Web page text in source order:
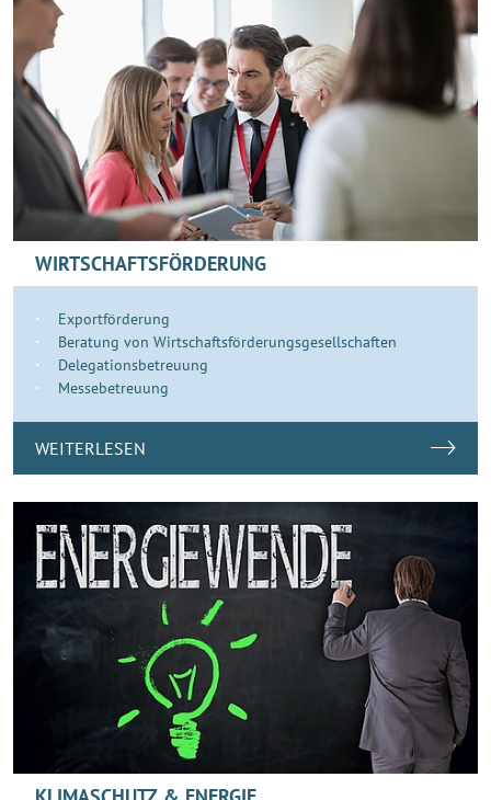
WIRTSCHAFTSFÖRDERUNG
Exportförderung
Beratung von Wirtschaftsförderungsgesellschaften
Delegationsbetreuung
Messebetreuung
WEITERLESEN